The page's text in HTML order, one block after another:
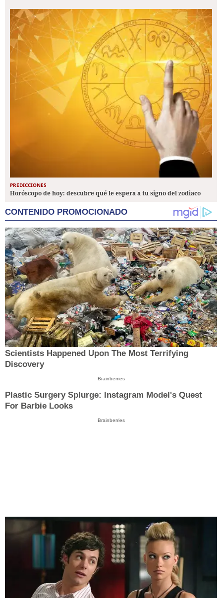
PREDICCIONES
Horóscopo de hoy: descubre qué le espera a tu signo del zodiaco
CONTENIDO PROMOCIONADO
Scientists Happened Upon The Most Terrifying
Discovery
Brainberries
Plastic Surgery Splurge: Instagram Model's Quest
For Barbie Looks
Brainberries